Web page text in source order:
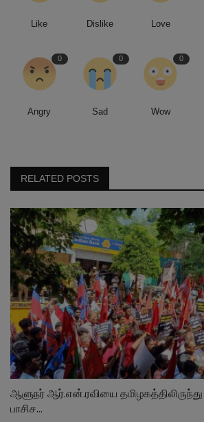
Like Dislike Love
0
Angry
0
Sad
0
Wow
RELATED POSTS
ஆளுநர் ஆர்.என்.ரவியை
பாசிச...